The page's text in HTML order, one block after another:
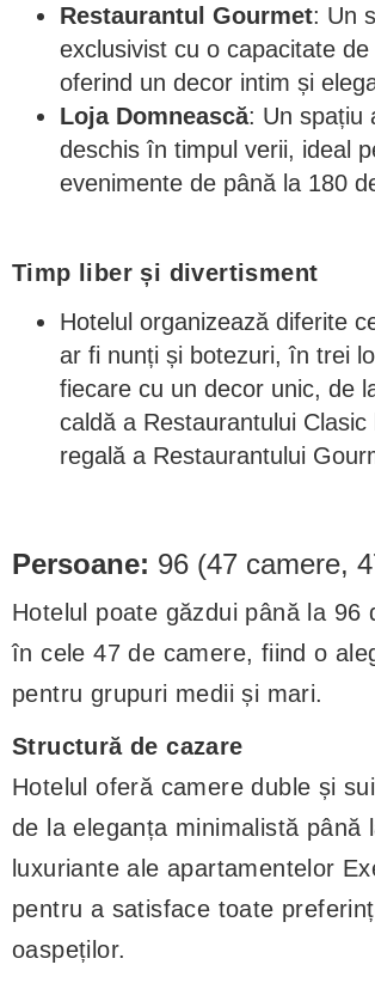
Restaurantul Gourmet: Un
exclusivist cu o capacitate
oferind un decor intim și
Loja Domnească: Un spațiu
deschis în timpul verii, ideal
evenimente de până la 180
Timp liber și divertisment
Hotelul organizează diferite
ar fi nunți și botezuri, în trei
fiecare cu un decor unic, de
caldă a Restaurantului Clasic
regală a Restaurantului
Persoane: 96 (47 camere,
Hotelul poate găzdui până la 96
în cele 47 de camere, fiind o
pentru grupuri medii și mari.
Structură de cazare
Hotelul oferă camere duble și
de la eleganța minimalistă până
luxuriante ale apartamentelor
pentru a satisface toate
oaspeților.